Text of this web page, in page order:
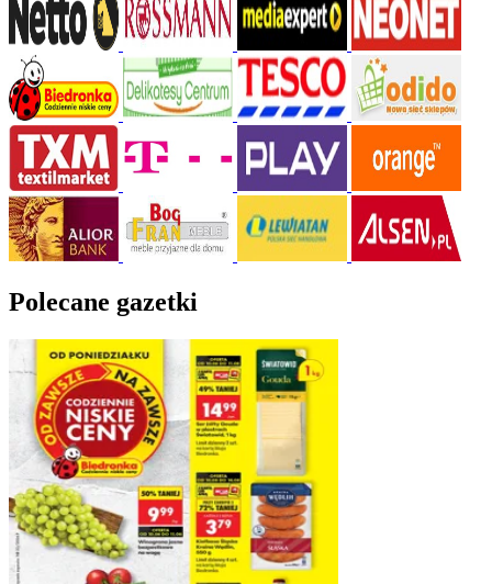
Polecane gazetki